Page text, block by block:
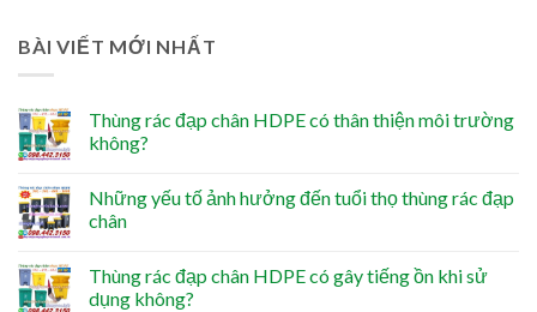
BÀI VIẾT MỚI NHẤT
Thùng rác đạp chân HDPE có thân thiện môi trường
không?
Những yếu tố ảnh hưởng đến tuổi thọ thùng rác đạp
chân
Thùng rác đạp chân HDPE có gây tiếng ồn khi sử
dụng không?